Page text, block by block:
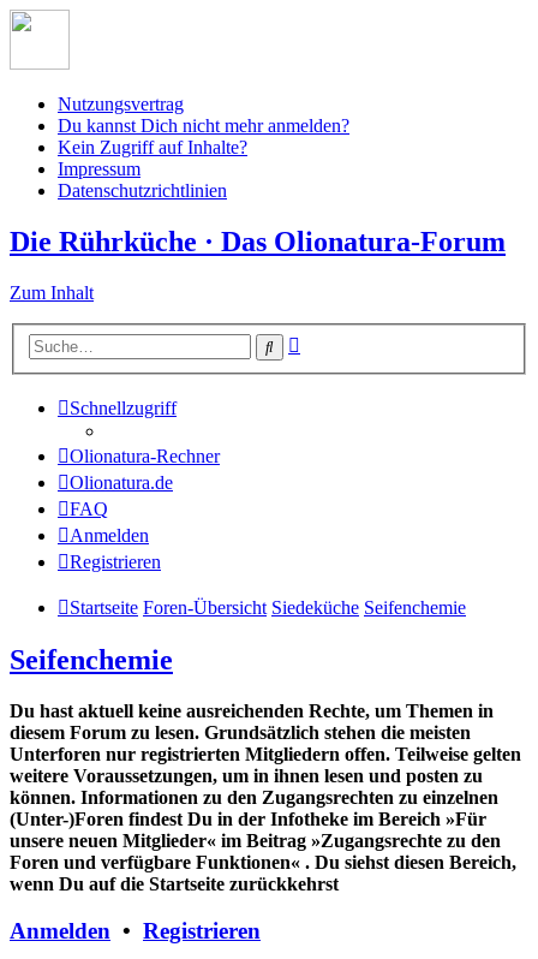
Nutzungsvertrag
Du kannst Dich nicht mehr anmelden?
Kein Zugriff auf Inhalte?
Impressum
Datenschutzrichtlinien
Die Rührküche · Das Olionatura-Forum
Zum Inhalt
Suche
Schnellzugriff
Olionatura-Rechner
Olionatura.de
FAQ
Anmelden
Registrieren
Startseite Foren-Übersicht Siedeküche Seifenchemie
Seifenchemie
Du hast aktuell keine ausreichenden Rechte, um Themen in
diesem Forum zu lesen. Grundsätzlich stehen die meisten
Unterforen nur registrierten Mitgliedern offen. Teilweise gelten
weitere Voraussetzungen, um in ihnen lesen und posten zu
können. Informationen zu den Zugangsrechten zu einzelnen
(Unter-)Foren findest Du in der Infotheke im Bereich »Für
unsere neuen Mitglieder« im Beitrag »Zugangsrechte zu den
Foren und verfügbare Funktionen« . Du siehst diesen Bereich,
wenn Du auf die Startseite zurückkehrst
Anmelden • Registrieren